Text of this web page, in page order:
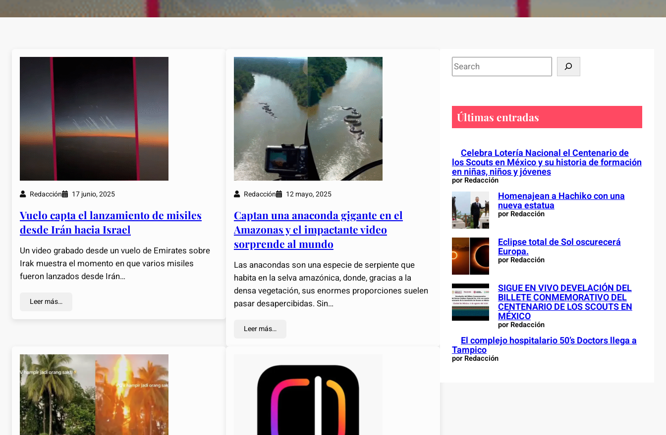
Redacción 17 junio, 2025
Vuelo capta el lanzamiento de misiles
desde Irán hacia Israel
Un video grabado desde un vuelo de Emirates sobre
Irak muestra el momento en que varios misiles
fueron lanzados desde Irán…
Leer más…
Redacción 12 mayo, 2025
Captan una anaconda gigante en el
Amazonas y el impactante video
sorprende al mundo
Las anacondas son una especie de serpiente que
habita en la selva amazónica, donde, gracias a la
densa vegetación, sus enormes proporciones suelen
pasar desapercibidas. Sin…
Leer más…
S
e
h
Últimas entradas
Celebra Lotería Nacional el Centenario de
los Scouts en México y su historia de formación
en niñas, niños y jóvenes
por Redacción
Homenajean a Hachiko con una
nueva estatua
por Redacción
Eclipse total de Sol oscurecerá
Europa.
por Redacción
SIGUE EN VIVO DEVELACIÓN DEL
BILLETE CONMEMORATIVO DEL
CENTENARIO DE LOS SCOUTS EN
MÉXICO
por Redacción
El complejo hospitalario 50’s Doctors llega a
Tampico
por Redacción